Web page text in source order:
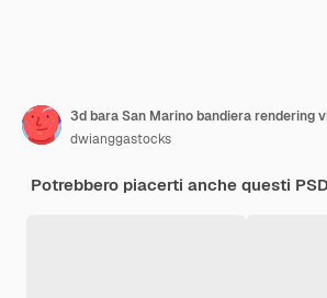
3d bara San Marino bandiera rendering
dwianggastocks
Potrebbero piacerti anche questi PSD